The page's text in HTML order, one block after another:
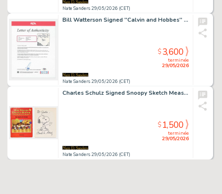
Nate Sanders 29/05/2026 (CET)
Bill Watterson Signed ''Calvin and Hobbes'' Comic Book -- With PSA COA
Nate Sanders 29/05/2026 (CET)
terminée
29/05/2026
$3,600
Charles Schulz Signed Snoopy Sketch Measuring 8'' x 11''
Nate Sanders 29/05/2026 (CET)
terminée
29/05/2026
$1,500